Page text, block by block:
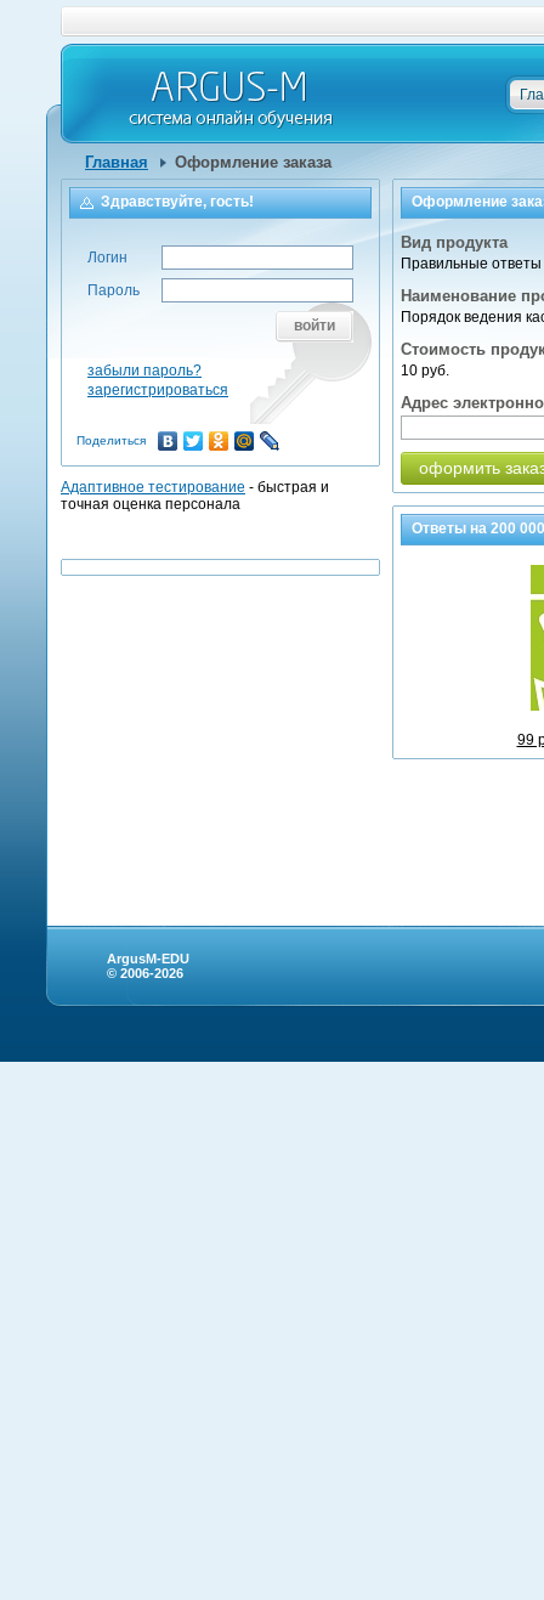
Главная Оформление заказа
Оформление
Вид продукта
Правильные ответы
Наименование
Порядок ведения
Стоимость
10 руб.
Адрес
оформить
Ответы на200 000
99
Здравствуйте, гость!
Логин
Пароль
войти
забыли пароль?
зарегистрироваться
Поделиться
Адаптивное тестирование - быстрая и
точная оценка персонала
ArgusM-EDU
© 2006-2026